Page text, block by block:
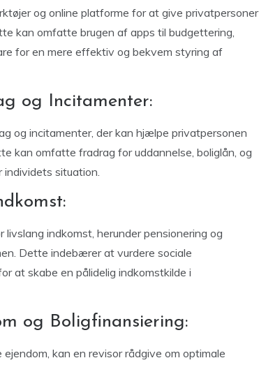
og online platforme for at give privatpersoner
kan omfatte brugen af apps til budgettering,
for en mere effektiv og bekvem styring af
og Incitamenter:
og incitamenter, der kan hjælpe privatpersonen
kan omfatte fradrag for uddannelse, boliglån, og
situation.
indkomst, herunder pensionering og
Dette indebærer at vurdere sociale
at skabe en pålidelig indkomstkilde i
og Boligfinansiering:
kan en revisor rådgive om optimale